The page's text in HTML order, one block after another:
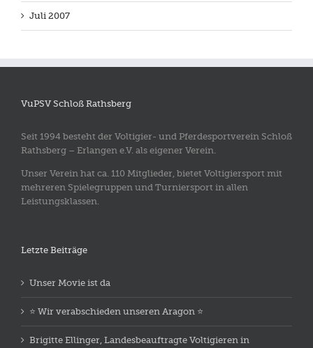
Juli 2007
VuPSV Schloß Rathsberg
Seit 1994 besteht der Voltigier- und Pferdesportverein Schloß
Rathsberg – Erlangen e.V. als eigener Verein.
Unser Verein hat ca. 110 Mitglieder, bietet Voltigiersport mit
mehreren Spielegruppen und Turniersport in allen
Leistungsklassen.
Letzte Beiträge
Unser Movie ist da
⭐️ Wir verabschieden unseren Aragon ⭐️
Brigitte Ellinger, Landesbeauftragte Voltigieren in